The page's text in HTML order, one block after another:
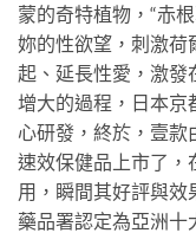
蒙的奇特植物，“赤
妳的性欲望，刺激荷
起、延長性愛，激發
增大的過程，日本
心研發，終於，壹款
速效保健品上市了，
用，瞬間其好評與
藥品署認定為亞洲